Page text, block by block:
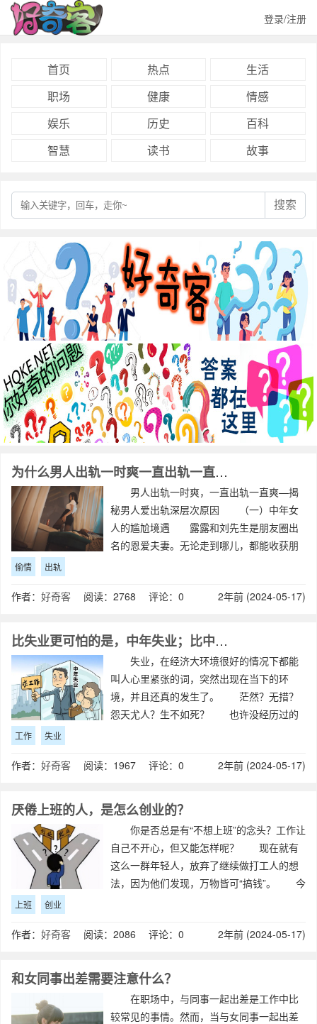
登录/注册
首页 热点
生活
职场
健康
情感
娱乐
历史
百科
智慧
读书 故事
搜索
为什么男人出轨一时爽一直出轨一直爽？
男人出轨一时爽，一直出轨一直爽—揭
秘男人爱出轨深层次原因 （一）中年女
人的尴尬境遇 露露和刘先生是朋友圈出
名的恩爱夫妻。无论走到哪儿，都能收获朋
间用来照顾家里。 刘先生开着自己的房
偷情 出轨
作者： 好奇客 阅读：2768 评论：0 2年前 (2024-05-17)
比失业更可怕的是，中年失业；比中年失业更可怕的是？
失业，在经济大环境很好的情况下都能
叫人心里紧张的词，突然出现在当下的环
境，并且还真的发生了。 茫然？无措？
怨天尤人？生不如死？ 也许没经历过的
明悟了什么是“人到中年不如狗”。 活的
工作 失业
作者： 好奇客 阅读：1967 评论：0 2年前 (2024-05-17)
厌倦上班的人，是怎么创业的？
你是否总是有“不想上班”的念头？工作让
自己不开心，但又能怎样呢？ 现在就有
这么一群年轻人，放弃了继续做打工人的想
法，因为他们发现，万物皆可“搞钱”。 今
后，又会发生哪些故事。 当代年轻
上班 创业
作者： 好奇客 阅读：2086 评论：0 2年前 (2024-05-17)
和女同事出差需要注意什么？
在职场中，与同事一起出差是工作中比
较常见的事情。然而，当与女同事一起出差